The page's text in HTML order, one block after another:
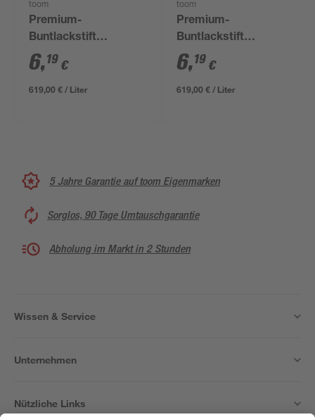
toom
Premium-
Buntlackstift
purpurrot glänzend 12
ml
6,19 €
619,00 € / Liter
toom
Premium-
Buntlackstift
enzianblau glänzend
12 ml
6,19 €
619,00 € / Liter
5 Jahre Garantie auf toom Eigenmarken
Sorglos, 90 Tage Umtauschgarantie
Abholung im Markt in 2 Stunden
Wissen & Service
Unternehmen
Nützliche Links